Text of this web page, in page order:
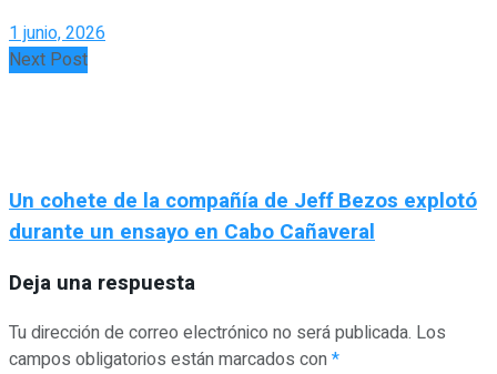
1 junio, 2026
Next Post
Un cohete de la compañía de Jeff Bezos explotó
durante un ensayo en Cabo Cañaveral
Deja una respuesta
Tu dirección de correo electrónico no será publicada. Los
campos obligatorios están marcados con*